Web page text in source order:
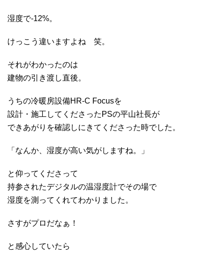
湿度で-12%。
けっこう違いますよね 笑。
それがわかったのは
建物の引き渡し直後。
うちの冷暖房設備HR-C Focusを
設計・施工してくださったPSの平山社長が
できあがりを確認しにきてくださった時でした。
「なんか、湿度が高い気がしますね。」
と仰ってくださって
持参されたデジタルの温湿度計でその場で
湿度を測ってくれてわかりました。
さすがプロだなぁ！
と感心していたら